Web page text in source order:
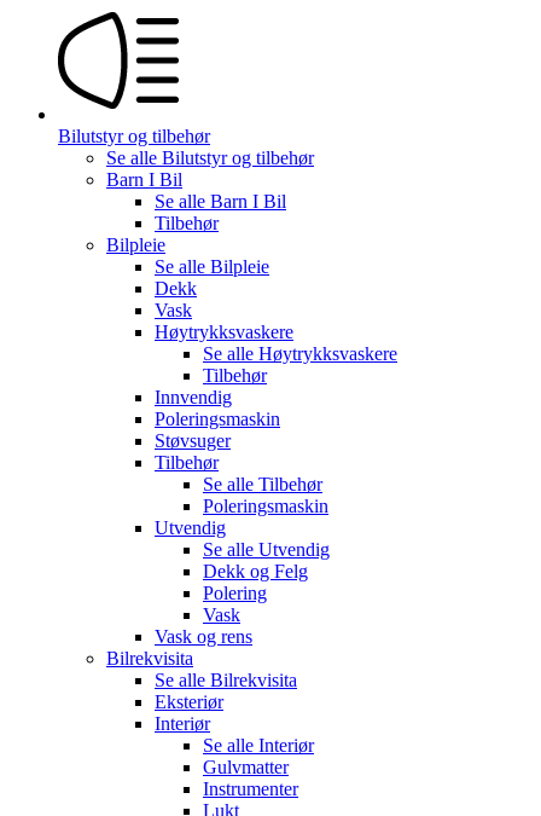
Bilutstyr og tilbehør
Se alle Bilutstyr og tilbehør
Barn I Bil
Se alle Barn I Bil
Tilbehør
Bilpleie
Se alle Bilpleie
Dekk
Vask
Høytrykksvaskere
Se alle Høytrykksvaskere
Tilbehør
Innvendig
Poleringsmaskin
Støvsuger
Tilbehør
Se alle Tilbehør
Poleringsmaskin
Utvendig
Se alle Utvendig
Dekk og Felg
Polering
Vask
Vask og rens
Bilrekvisita
Se alle Bilrekvisita
Eksteriør
Interiør
Se alle Interiør
Gulvmatter
Instrumenter
Lukt